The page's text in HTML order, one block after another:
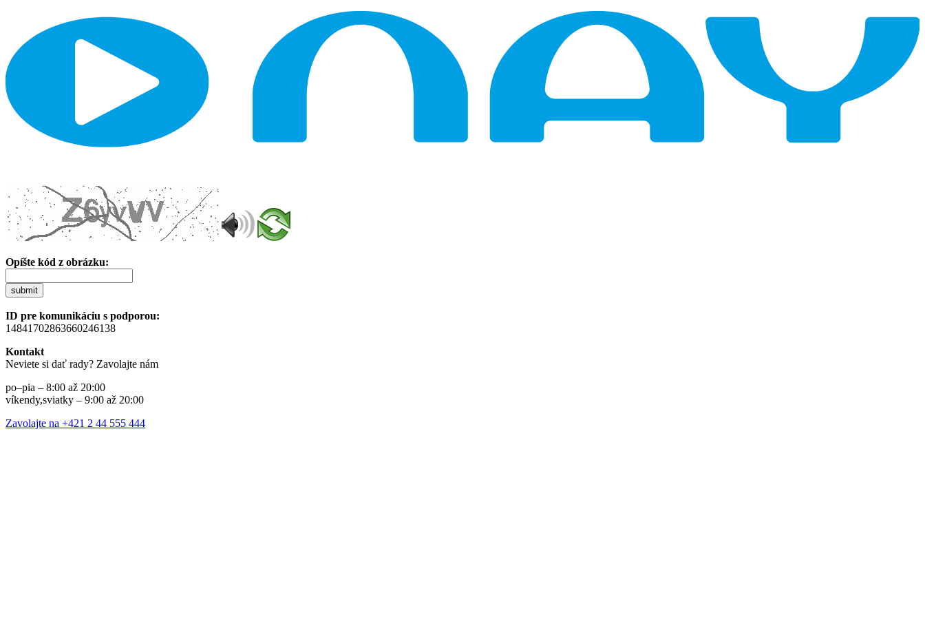
Opíšte kód z obrázku:
submit
ID pre komunikáciu s podporou:
14841702863660246138
Kontakt
Neviete si dať rady? Zavolajte nám
po–pia – 8:00 až 20:00
víkendy,sviatky – 9:00 až 20:00
Zavolajte na +421 2 44 555 444